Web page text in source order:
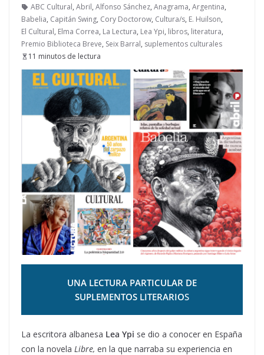
ABC Cultural, Abril, Alfonso Sánchez, Anagrama, Argentina,
Babelia, Capitán Swing, Cory Doctorow, Cultura/s, E. Huilson,
El Cultural, Elma Correa, La Lectura, Lea Ypi, libros, literatura,
Premio Biblioteca Breve, Seix Barral, suplementos culturales
11 minutos de lectura
UNA LECTURA PARTICULAR DE
SUPLEMENTOS LITERARIOS
La escritora albanesa Lea Ypi se dio a conocer en España
con la novela Libre, en la que narraba su experiencia en